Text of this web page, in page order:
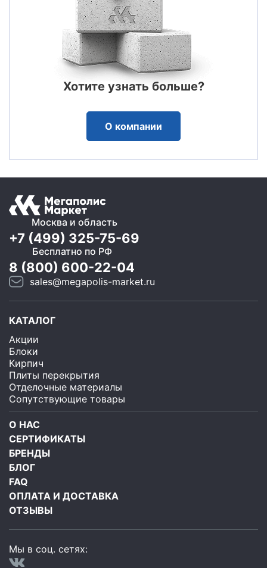
Хотите узнать больше?
О компании
Москва и область
+7 (499) 325-75-69
Бесплатно по РФ
8 (800) 600-22-04
sales@megapolis-market.ru
КАТАЛОГ
Акции
Блоки
Кирпич
Плиты перекрытия
Отделочные материалы
Сопутствующие товары
О НАС
СЕРТИФИКАТЫ
БРЕНДЫ
БЛОГ
FAQ
ОПЛАТА И ДОСТАВКА
ОТЗЫВЫ
Мы в соц. сетях: